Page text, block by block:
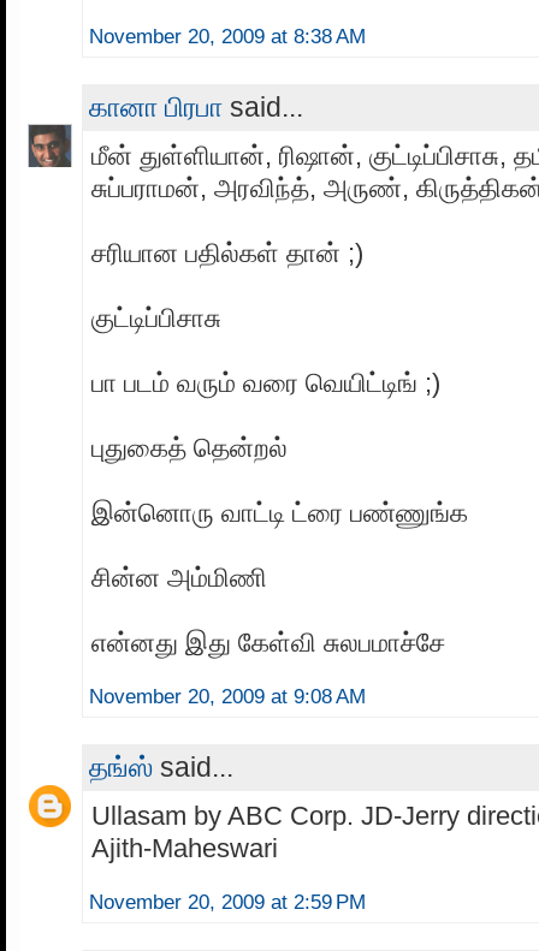
November 20, 2009 at 8:38 AM
கானா பிரபா said...
மீன் துள்ளியான், ரிஷான், குட்டிப்பிசாசு,
சுப்பராமன், அரவிந்த், அருண்,
சரியான பதில்கள் தான் ;)
குட்டிப்பிசாசு
பா படம் வரும் வரை வெயிட்டிங் ;)
புதுகைத் தென்றல்
இன்னொரு வாட்டி ட்ரை பண்ணுங்க
சின்ன அம்மிணி
என்னது இது கேள்வி சுலபமாச்சே
November 20, 2009 at 9:08 AM
தங்ஸ் said...
Ullasam by ABC Corp. JD-Jerry
Ajith-Maheswari
November 20, 2009 at 2:59 PM